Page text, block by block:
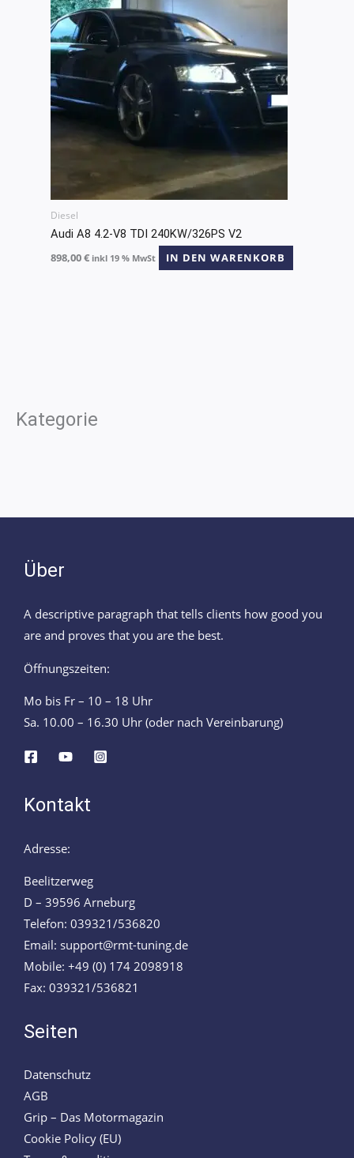
Kategorie
Diesel
Audi A8 4.2-V8 TDI 240KW/326PS V2
898,00€ inkl 19 % MwSt IN DEN WARENKORB
Über
A descriptive paragraph that tells clients how good you
are and proves that you are the best.
Öffnungszeiten:
Mo bis Fr – 10 – 18 Uhr
Sa. 10.00 – 16.30 Uhr (oder nach Vereinbarung)
Kontakt
Adresse:
Beelitzerweg
D – 39596 Arneburg
Telefon: 039321/536820
Email: support@rmt-tuning.de
Mobile: +49 (0) 174 2098918
Fax: 039321/536821
Seiten
Datenschutz
AGB
Grip – Das Motormagazin
Cookie Policy (EU)